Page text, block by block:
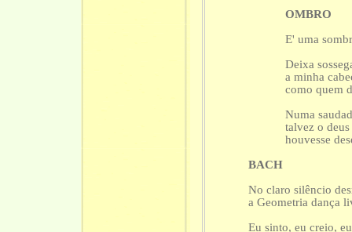
OMBRO
E' uma
Deixa
a minha
como quem
Numa
talvez o
houvesse
BACH
No claro silêncio
a Geometria dança
Eu sinto, eu creio,